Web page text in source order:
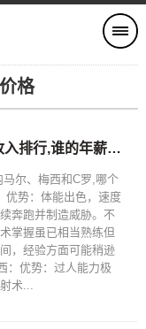
格
c罗内马尔梅西合同价格,足球运动员收入排行,谁的年薪最高身价又是多少
尔、梅西和C罗,哪个
优势：体能出色，速度
奔跑并制造威胁。不
掌握虽已相当熟练但
，经验方面可能稍逊
：优势：过人能力极
术...